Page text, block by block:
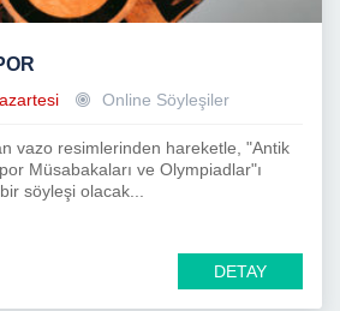
Online Söyleşiler
vazo resimlerinden hareketle, "Antik
Müsabakaları ve Olympiadlar"ı
söyleşi olacak...
DETAY